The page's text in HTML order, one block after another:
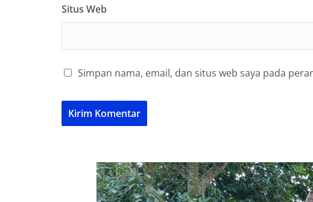
Situs Web
Simpan nama, email, dan situs web saya pada